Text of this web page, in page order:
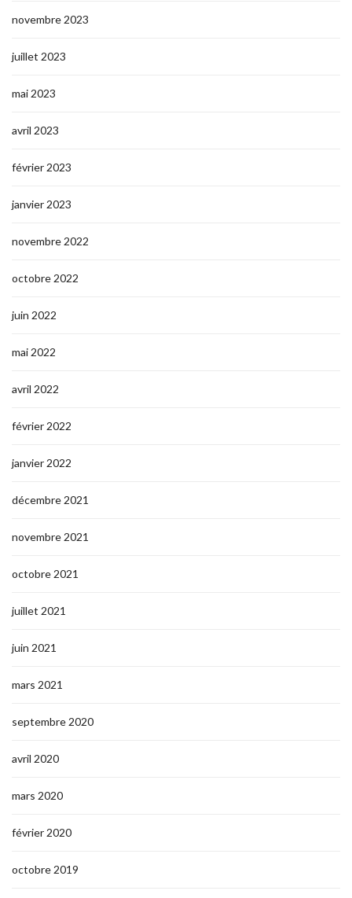
novembre 2023
juillet 2023
mai 2023
avril 2023
février 2023
janvier 2023
novembre 2022
octobre 2022
juin 2022
mai 2022
avril 2022
février 2022
janvier 2022
décembre 2021
novembre 2021
octobre 2021
juillet 2021
juin 2021
mars 2021
septembre 2020
avril 2020
mars 2020
février 2020
octobre 2019